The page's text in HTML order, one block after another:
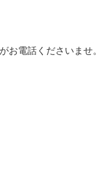
お電話くださいませ。